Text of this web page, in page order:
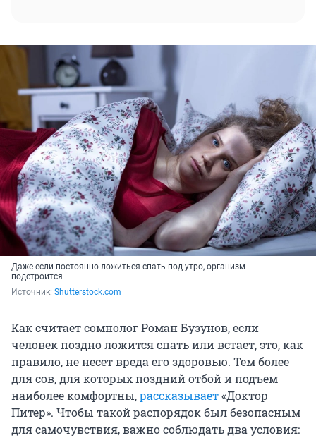
Даже если постоянно ложиться спать под утро, организм
подстроится
Источник: Shutterstock.com
Как считает сомнолог Роман Бузунов, если
человек поздно ложится спать или встает, это, как
правило, не несет вреда его здоровью. Тем более
для сов, для которых поздний отбой и подъем
наиболее комфортны,рассказывает«Доктор
Питер». Чтобы такой распорядок был безопасным
для самочувствия, важно соблюдать два условия: